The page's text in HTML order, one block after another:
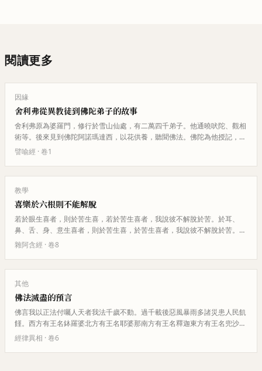
閱讀更多
因緣
舍利弗從異教徒到佛陀弟子的故事
舍利弗原為婆羅門，修行於雪山仙處，有二萬四千弟子。他通曉吠陀、觀相
術等。後來見到佛陀阿諾瑪達西，以花供養，聽聞佛法。佛陀為他授記，說
他將來會成為釋迦牟尼佛的第一…
譬喻經 · 卷1
教學
喜樂於六根則不能解脫
若於眼生喜者，則於苦生喜，若於苦生喜者，我說彼不解脫於苦。於耳、
鼻、舌、身、意生喜者，則於苦生喜，於苦生喜者，我說彼不解脫於苦。諸
比丘！若於眼不生喜者，則於苦不…
雜阿含經 · 卷8
其他
佛法滅盡的預言
佛言我以正法付囑人天者我法千歲不動。過千載後惡風暴雨多諸災患人民飢
饉。西方有王名鉢羅婆北方有王名耶婆那南方有王名釋迦東方有王名兜沙羅
此四王皆多眷屬殺害比丘破壞塔…
經律異相 · 卷6